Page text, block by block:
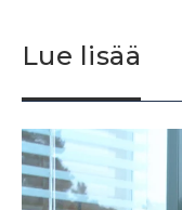
Lue lisää